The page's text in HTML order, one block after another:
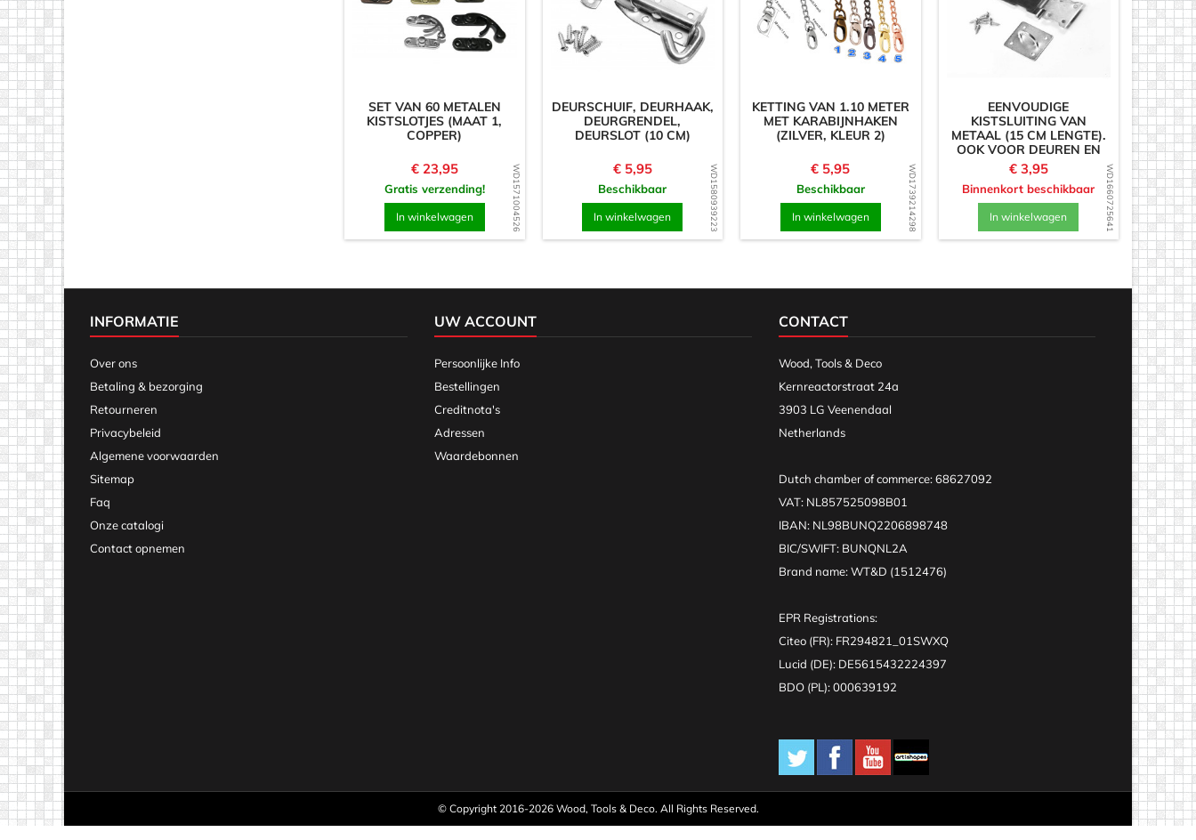
WD1571004526
SET VAN 60 METALEN
KISTSLOTJES (MAAT 1,
COPPER)
Prijs
€ 23,95
Gratis verzending!
In winkelwagen WD1580939223
DEURSCHUIF, DEURHAAK,
DEURGRENDEL,
DEURSLOT (10 CM)
Prijs
€ 5,95
Beschikbaar
In winkelwagen WD1739214298
KETTING VAN 1.10 METER
MET KARABIJNHAKEN
(ZILVER, KLEUR 2)
Prijs
€ 5,95
Beschikbaar
In winkelwagen WD1660725641
EENVOUDIGE
KISTSLUITING VAN
METAAL (15 CM LENGTE).
OOK VOOR DEUREN EN
HEKKEN.
Prijs
€ 3,95
Binnenkort beschikbaar
In winkelwagen
INFORMATIE
Over ons
Betaling & bezorging
Retourneren
Privacybeleid
Algemene voorwaarden
Sitemap
Faq
Onze catalogi
Contact opnemen
UW ACCOUNT
Persoonlijke Info
Bestellingen
Creditnota's
Adressen
Waardebonnen
CONTACT
Wood, Tools & Deco
Kernreactorstraat 24a
3903 LG Veenendaal
Netherlands
Dutch chamber of commerce: 68627092
VAT: NL857525098B01
IBAN: NL98BUNQ2206898748
BIC/SWIFT: BUNQNL2A
Brand name: WT&D (1512476)
EPR Registrations:
Citeo (FR): FR294821_01SWXQ
Lucid (DE): DE5615432224397
BDO (PL): 000639192
© Copyright 2016-2026 Wood, Tools & Deco. All Rights Reserved.